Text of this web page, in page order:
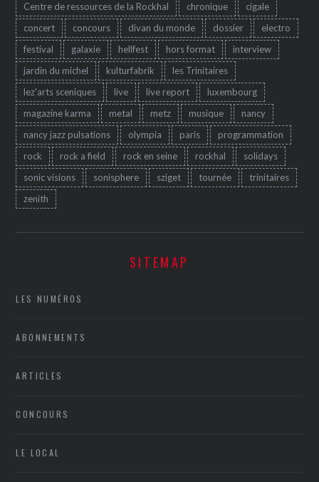
Centre de ressources de la Rockhal
chronique
cigale
concert
concours divan du monde dossier
electro
festival
galaxie hellfest hors format
interview
jardin du michel
kulturfabrik
les Trinitaires
lez'arts sceniques
live live report
luxembourg
magazine karma
metal metz musique
nancy
nancy jazz pulsations
olympia paris
programmation
rock
rock a field rock en seine rockhal
solidays
sonic visions
sonisphere sziget tournée
trinitaires
zenith
SITEMAP
LES NUMÉROS
ABONNEMENTS
ARTICLES
CONCOURS
LE LOCAL